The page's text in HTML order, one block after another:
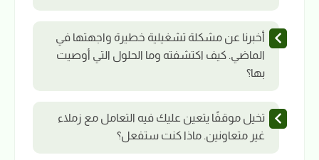
أخبرنا عن مشكلة تشغيلية خطيرة واجهتها في
الماضي. كيف اكتشفته وما الحلول التي أوصيت
بها؟
تخيل موقفًا يتعين عليك فيه التعامل مع زملاء
غير متعاونين. ماذا كنت ستفعل؟